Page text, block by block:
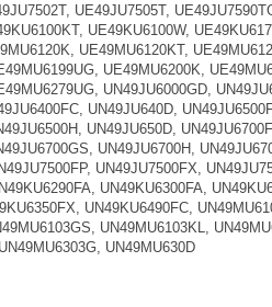
UE49JU7505T,
UE49KU6100W,
UE49MU6120KT,
UE49MU6200K,
UN49JU6000GD,
UN49JU640D,
UN49JU650D,
UN49JU6700H,
UN49JU7500FX,
UN49KU6300FA,
UN49KU6490FC,
UN49MU6103KL,
UN49MU630D